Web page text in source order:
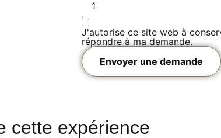
J'autorise ce site web à
répondre à ma demande.
Envoyer une demande
cette expérience